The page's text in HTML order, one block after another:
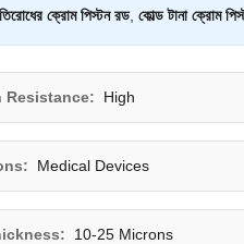
ক্রোম পিস্টন রড, কোল্ড টানা ক্রোম
Resistance: High
Medical Devices
10-25 Microns